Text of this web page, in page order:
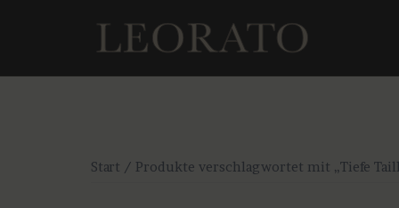
Start / Produkte verschlagwortet mit „Tiefe